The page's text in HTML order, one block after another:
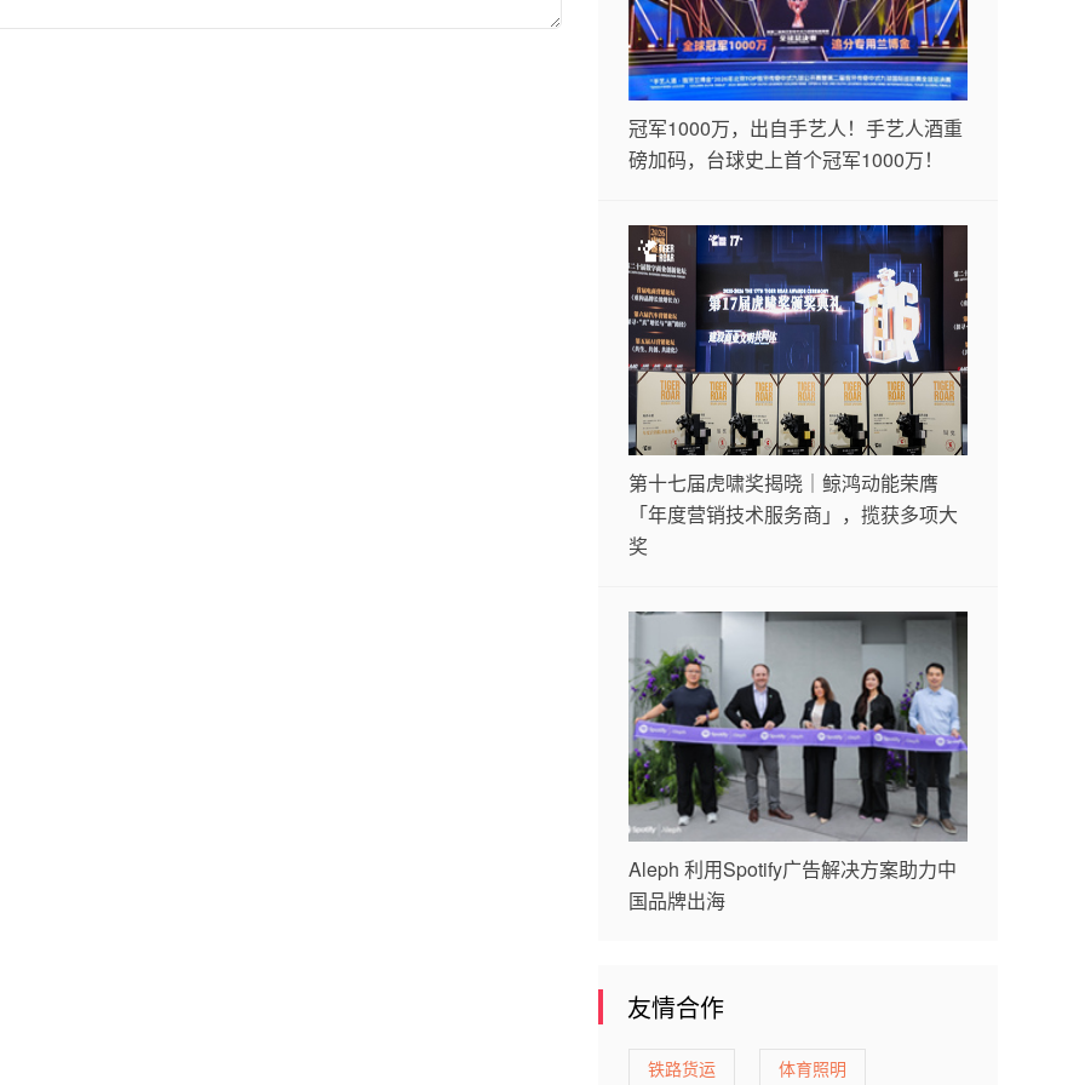
冠军1000万，出自手艺人！手艺人酒重
磅加码，台球史上首个冠军1000万！
第十七届虎啸奖揭晓｜鲸鸿动能荣膺
「年度营销技术服务商」，揽获多项大
奖
Aleph 利用Spotify广告解决方案助力中
国品牌出海
友情合作
铁路货运 体育照明